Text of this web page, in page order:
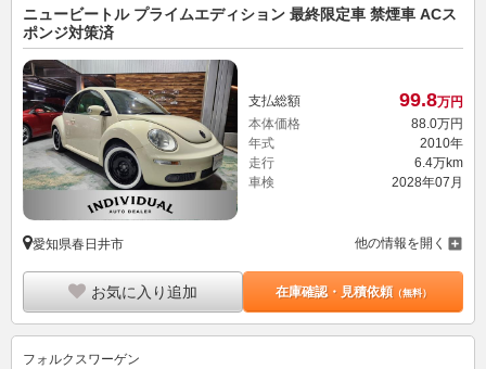
ニュービートル プライムエディション 最終限定車 禁煙車 ACス
ポンジ対策済
支払総額 99.8万円
本体価格
88. 0万円
年式
2010年
走行
6.4万km
車検
2028年07月
愛知県春日井市 他の情報を開く
お気に入り追加 在庫確認・見積依頼（無料）
フォルクスワーゲン